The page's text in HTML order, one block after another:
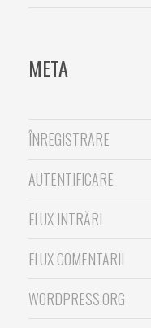
META
ÎNREGISTRARE
AUTENTIFICARE
FLUX INTRĂRI
FLUX COMENTARII
WORDPRESS.ORG